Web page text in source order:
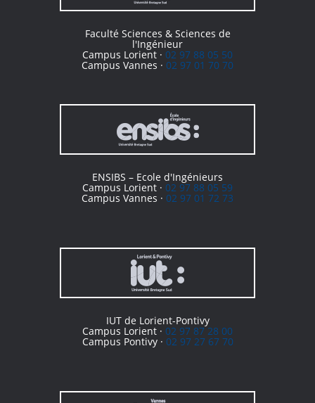
Faculté Sciences & Sciences de
l'Ingénieur
Campus Lorient · 02 97 88 05 50
Campus Vannes · 02 97 01 70 70
ENSIBS – Ecole d'Ingénieurs
Campus Lorient · 02 97 88 05 59
Campus Vannes · 02 97 01 72 73
IUT de Lorient-Pontivy
Campus Lorient · 02 97 87 28 00
Campus Pontivy · 02 97 27 67 70